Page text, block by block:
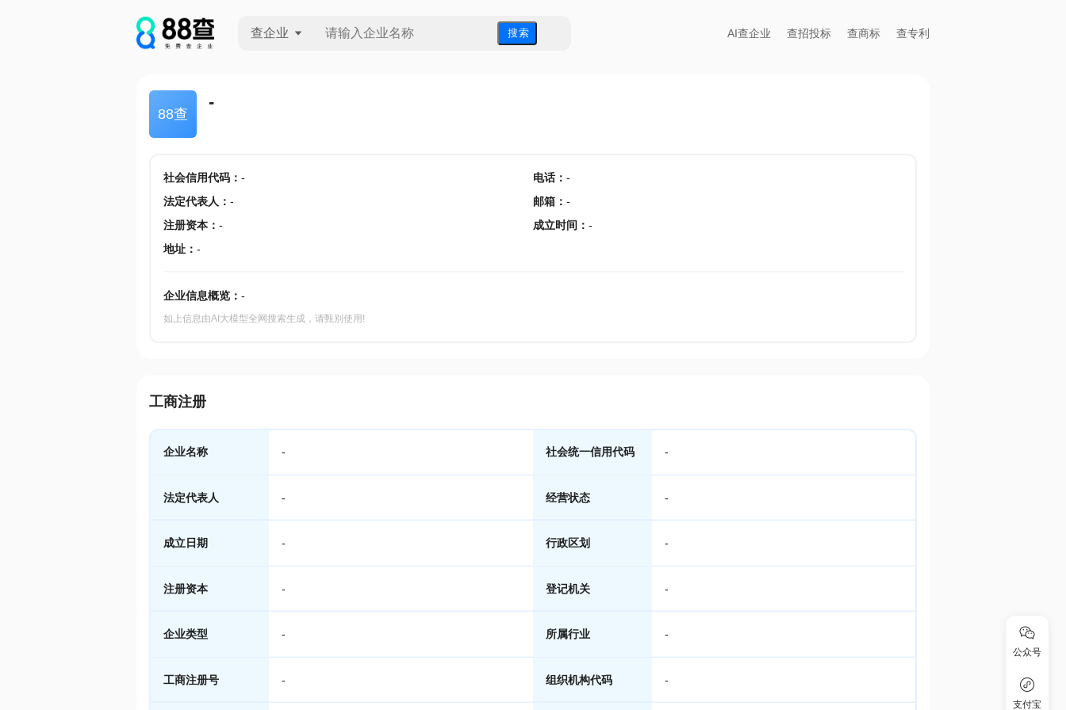
查企业 搜 索 AI查企业 查招投标 查商标 查专利
88查
-
社会信用代码： - 电话： -
法定代表人 ： - 邮箱 ： -
注册资本： - 成立时间 ： -
地址： -
企业信息概览： -
如上信息由AI大模型全网搜索生成，请甄别使用!
工商注册
企业名称 - 社会统一信用代码 -
法定代表人 - 经营状态 -
成立日期 - 行政区划 -
注册资本 - 登记机关 -
企业类型 - 所属行业 -
工商注册号 - 组织机构代码 -
公众号
支付宝